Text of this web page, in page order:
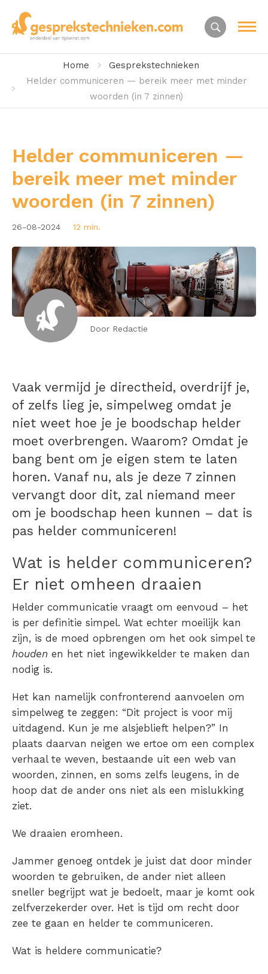
Home
Gesprekstechnieken
Helder communiceren — bereik meer met minder
woorden (in 7 zinnen)
Helder communiceren —
bereik meer met minder
woorden (in 7 zinnen)
26-08-2024 12 min.
Door Redactie
Vaak vermijd je directheid, overdrijf je,
of zelfs lieg je, simpelweg omdat je
niet weet hoe je je boodschap helder
moet overbrengen. Waarom? Omdat je
bang bent om je eigen stem te laten
horen. Vanaf nu, als je deze 7 zinnen
vervangt door dit, zal niemand meer
om je boodschap heen kunnen – dat is
pas helder communiceren!
Wat is helder communiceren?
Er niet omheen draaien
Helder communicatie vraagt om eenvoud – het
is per definitie simpel. Wat echter moeilijk kan
zijn, is de moed opbrengen om het ook simpel te
houden en het niet ingewikkelder te maken dan
nodig is.
Het kan namelijk confronterend aanvoelen om
simpelweg te zeggen: “Dit project is voor mij
uitdagend. Kun je me alsjeblieft helpen?” In
plaats daarvan neigen we ertoe om een complex
verhaal te weven, bestaande uit een web van
woorden, zinnen, en soms zelfs leugens, in de
hoop dat de ander ons niet als een mislukking
ziet.
We draaien eromheen.
Jammer genoeg ontdek je juist dat door minder
woorden te gebruiken, de ander niet alleen
sneller begrijpt wat je bedoelt, maar je komt ook
zelfverzekerder over. Het is tijd om recht door
zee te gaan en helder te communiceren.
Wat is heldere communicatie?